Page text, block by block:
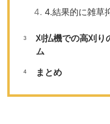
4.結果的に雑草
刈払機での高刈り
ム
まとめ